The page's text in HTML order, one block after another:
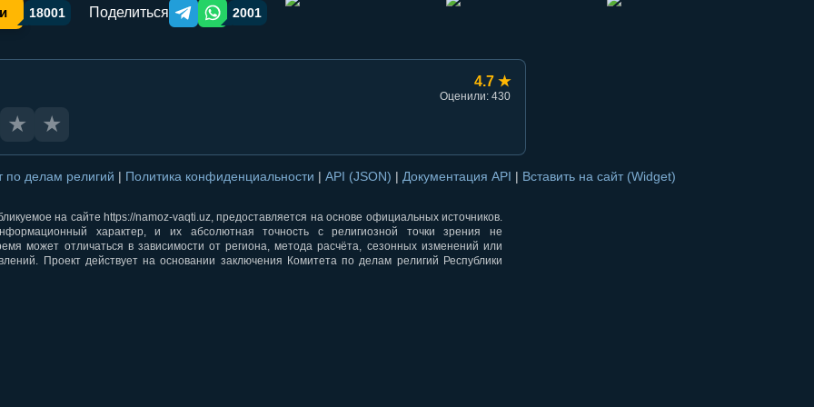
18001 Поделиться Telegram orqali ulashish
WhatsApp orqali ulashish
2001
4.7 ★
Оценили: 430
★ ★
по делам религий | Политика конфиденциальности | API (JSON) | Документация API | Вставить на сайт (Widget)
на сайте https://namoz-vaqti.uz, предоставляется на основе официальных источников.
характер, и их абсолютная точность с религиозной точки зрения не
может отличаться в зависимости от региона, метода расчёта, сезонных изменений или
Проект действует на основании заключения Комитета по делам религий Республики